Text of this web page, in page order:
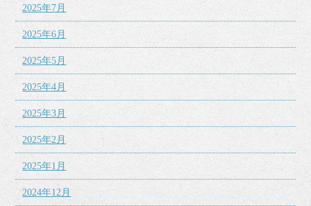
2025年7月
2025年6月
2025年5月
2025年4月
2025年3月
2025年2月
2025年1月
2024年12月